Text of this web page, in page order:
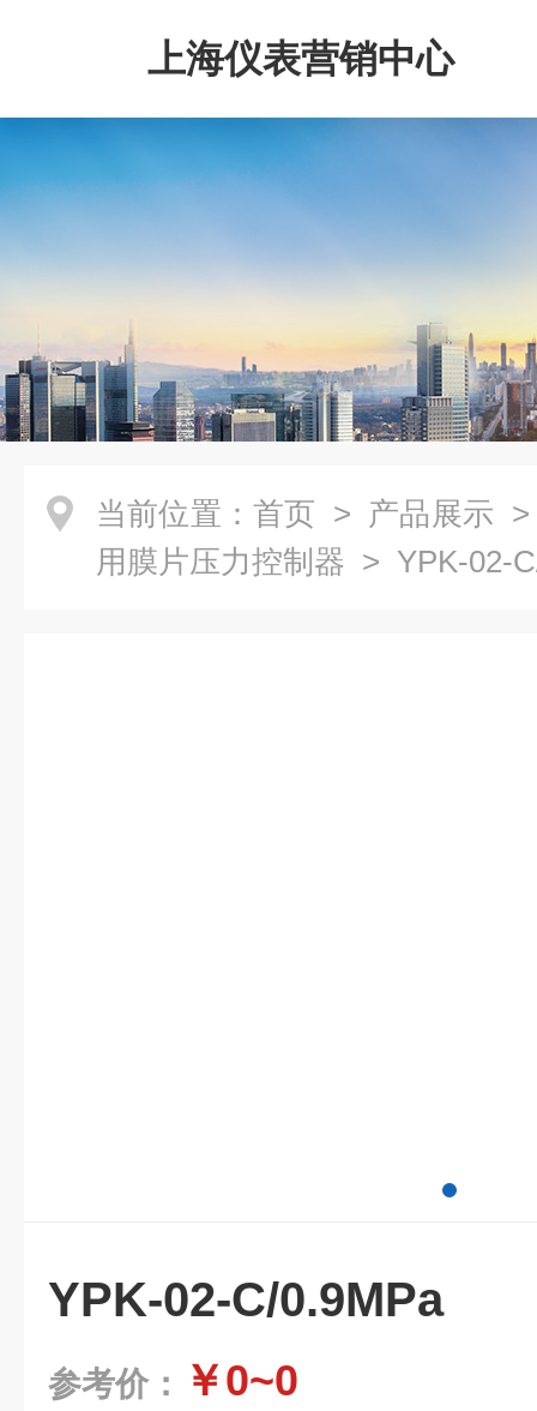
上海仪表营销中心
当前位置： 首页 > 产品展示
用膜片压力控制器 > YPK-02-
YPK-02-C/0.9MPa
参考价： ￥0~0